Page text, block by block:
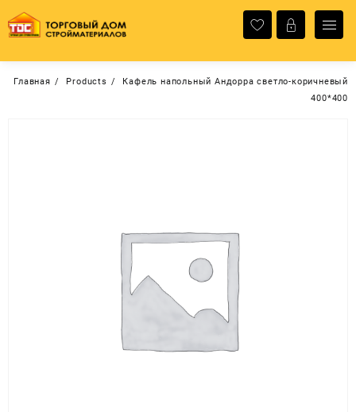
содержимому
Главная Products
Кафель напольный Андорра светло-коричневый
400*400